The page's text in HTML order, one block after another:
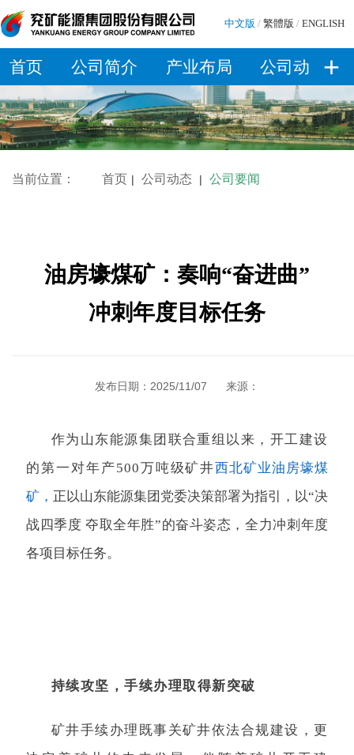
中文版 / 繁體版 / ENGLISH
首页 公司简介 产业布局 公司动态+
当前位置： 首页 | 公司动态 | 公司要闻
油房壕煤矿：奏响“奋进曲”
冲刺年度目标任务
发布日期：2025/11/07 来源：
作为山东能源集团联合重组以来， 开工建设
的第一对年产500万吨级矿井西北矿业油房壕煤
矿， 正以山东能源集团党委决策部署为指引， 以“决
战四季度 夺取全年胜”的奋斗姿态，全力冲刺年度
各项目标任务。
持续攻坚，手续办理取得新突破
矿井手续办理既事关矿井依法合规建设，更